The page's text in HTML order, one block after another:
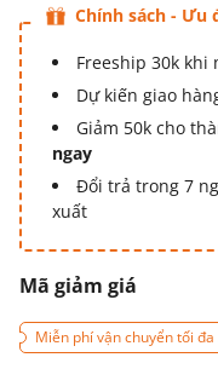
Chính sách - Ưu
Freeship 30k khi
Dự kiến giao
Giảm 50k cho
ngay
Đổi trả trong 7
xuất
Mã giảm giá
Miễn phí vận chuyển tối đa